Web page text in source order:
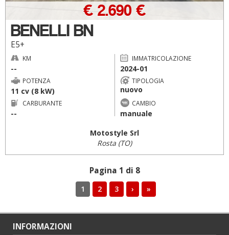
BENELLI BN
E5+
€ 2.690 €
KM
--
IMMATRICOLAZIONE
2024-01
POTENZA
11 cv (8 kW)
TIPOLOGIA
nuovo
CARBURANTE
--
CAMBIO
manuale
Motostyle Srl
Rosta (TO)
Pagina 1 di 8
1 2 3 › »
INFORMAZIONI